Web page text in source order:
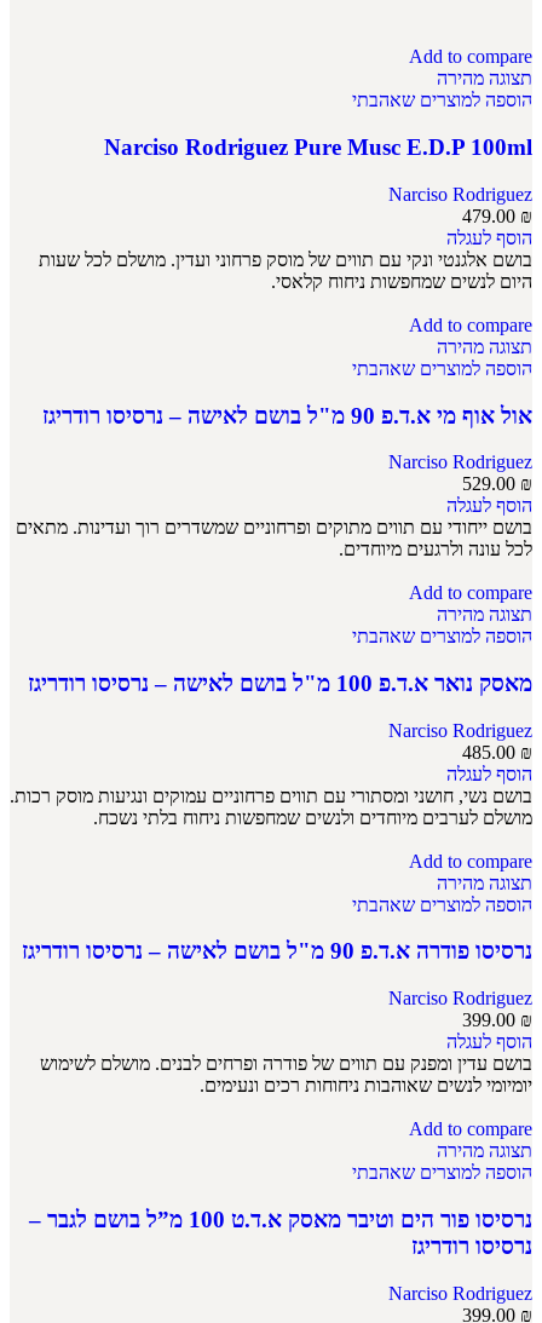
Add to compare
תצוגה מהירה
הוספה למוצרים שאהבתי
Narciso Rodriguez Pure Musc E.D.P 100ml
Narciso Rodriguez
479.00 ₪
הוסף לעגלה
בושם אלגנטי ונקי עם תווים של מוסק פרחוני ועדין. מושלם לכל שעות
היום לנשים שמחפשות ניחוח קלאסי.
Add to compare
תצוגה מהירה
הוספה למוצרים שאהבתי
אול אוף מי א.ד.פ 90 מ"ל בושם לאישה – נרסיסו רודריגז
Narciso Rodriguez
529.00 ₪
הוסף לעגלה
בושם ייחודי עם תווים מתוקים ופרחוניים שמשדרים רוך ועדינות. מתאים
לכל עונה ולרגעים מיוחדים.
Add to compare
תצוגה מהירה
הוספה למוצרים שאהבתי
מאסק נואר א.ד.פ 100 מ"ל בושם לאישה – נרסיסו רודריגז
Narciso Rodriguez
485.00 ₪
הוסף לעגלה
בושם נשי, חושני ומסתורי עם תווים פרחוניים עמוקים ונגיעות מוסק רכות.
מושלם לערבים מיוחדים ולנשים שמחפשות ניחוח בלתי נשכח.
Add to compare
תצוגה מהירה
הוספה למוצרים שאהבתי
נרסיסו פודרה א.ד.פ 90 מ"ל בושם לאישה – נרסיסו רודריגז
Narciso Rodriguez
399.00 ₪
הוסף לעגלה
בושם עדין ומפנק עם תווים של פודרה ופרחים לבנים. מושלם לשימוש
יומיומי לנשים שאוהבות ניחוחות רכים ונעימים.
Add to compare
תצוגה מהירה
הוספה למוצרים שאהבתי
נרסיסו פור הים וטיבר מאסק א.ד.ט 100 מ”ל בושם לגבר –
נרסיסו רודריגז
Narciso Rodriguez
399.00 ₪